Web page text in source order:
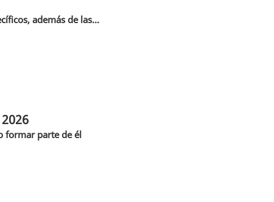
además de las...
formar parte de él